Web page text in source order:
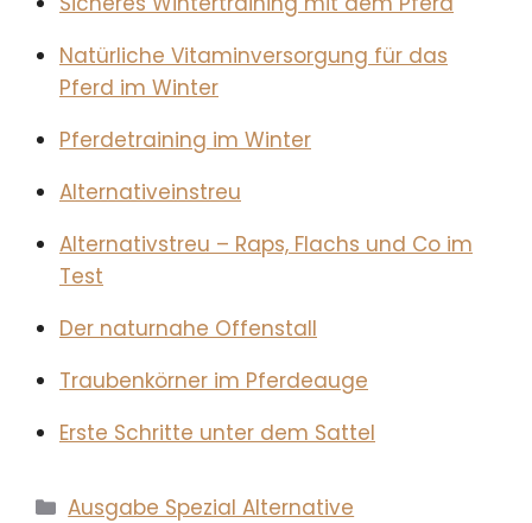
Natürliche Vitaminversorgung für das
Pferd im Winter
Pferdetraining im Winter
Alternativeinstreu
Alternativstreu – Raps, Flachs und Co im
Test
Der naturnahe Offenstall
Traubenkörner im Pferdeauge
Erste Schritte unter dem Sattel
Kategorien
Ausgabe Spezial Alternative